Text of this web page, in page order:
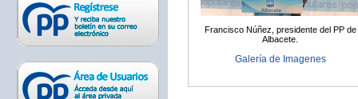
Francisco Núñez, presidente del PP de
Albacete.
Galería de Imagenes